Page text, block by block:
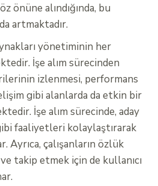
önüne alındığında, bu
artmaktadır.
yönetiminin her
İşe alım sürecinden
izlenmesi, performans
gibi alanlarda da etkin bir
İşe alım sürecinde, aday
faaliyetleri kolaylaştırarak
Ayrıca, çalışanların özlük
takip etmek için de kullanıcı